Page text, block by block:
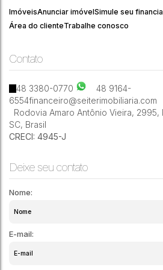
Daux
1 1 1
ImóveisAnunciar imóvelSimule seu
Área do clienteTrabalhe conosco
Contato
48 3380-0770
48 9164-
6554financeiro@seiterimobiliaria.com
Rodovia Amaro Antônio Vieira, 2995,
SC, Brasil
CRECI: 4945-J
Deixe seu contato
Nome:
E-mail: